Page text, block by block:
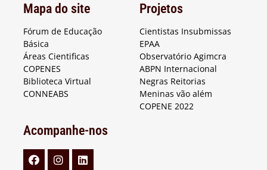
Mapa do site
Fórum de Educação
Básica
Áreas Cientificas
COPENES
Biblioteca Virtual
CONNEABS
Projetos
Cientistas Insubmissas
EPAA
Observatório Agimcra
ABPN Internacional
Negras Reitorias
Meninas vão além
COPENE 2022
Acompanhe-nos